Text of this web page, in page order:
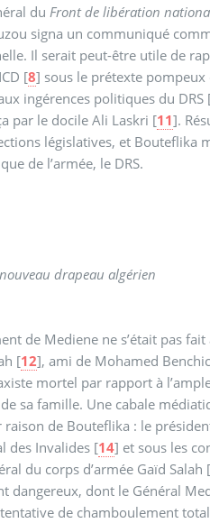
du Front de libération
signa un communiqué
Il serait peut-être utile de
[8] sous le prétexte pompeux
ingérences politiques du DRS
par le docile Ali Laskri [11].
législatives, et Bouteflika
de l’armée, le DRS.
drapeau algérien
de Mediene ne s’était pas fait
[12], ami de Mohamed
mortel par rapport à
sa famille. Une cabale
de Bouteflika : le
des Invalides [14] et sous les
du corps d’armée Gaïd Salah [
dont le Général
de chamboulement